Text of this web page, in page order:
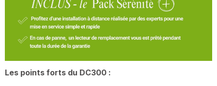
Les points forts du DC300 :